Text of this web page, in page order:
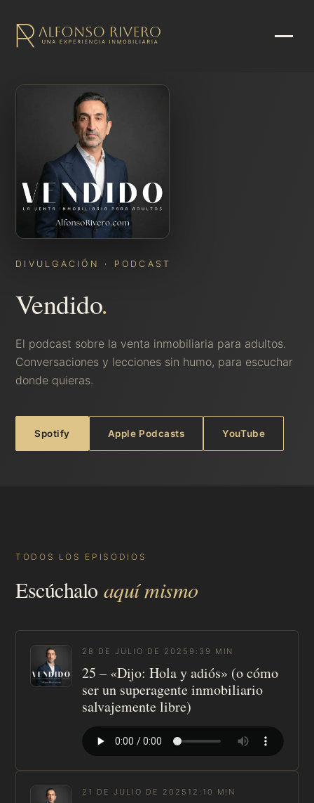
DIVULGACIÓN · PODCAST
Vendido.
El podcast sobre la venta inmobiliaria para adultos.
Conversaciones y lecciones sin humo, para escuchar
donde quieras.
Spotify Apple Podcasts YouTube
TODOS LOS EPISODIOS
Escúchalo aquí mismo
28 DE JULIO DE 2025 9:39 MIN
25 – «Dijo: Hola y adiós» (o cómo
ser un superagente inmobiliario
salvajemente libre)
21 DE JULIO DE 2025 12:10 MIN